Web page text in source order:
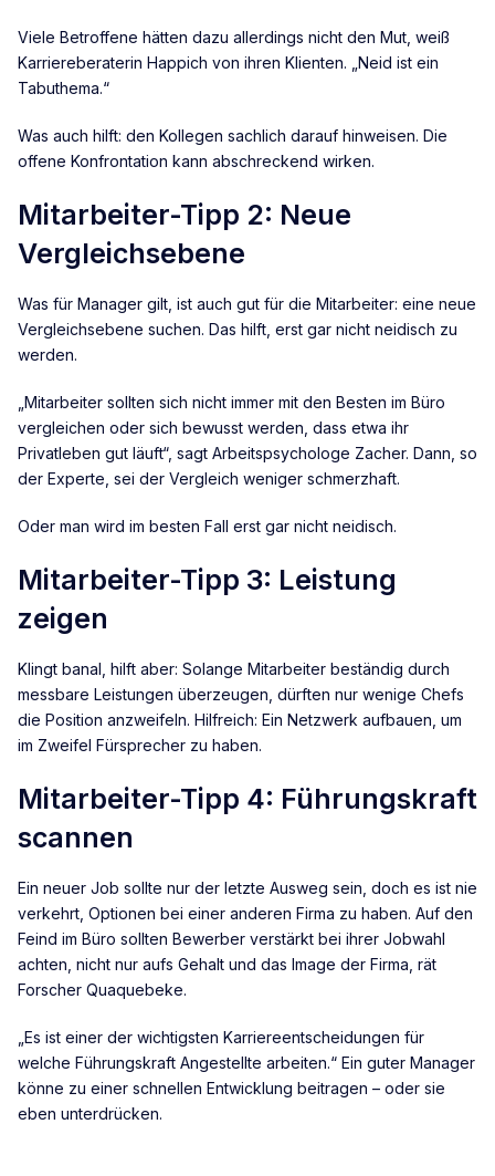
Viele Betroffene hätten dazu allerdings nicht den Mut, weiß
Karriereberaterin Happich von ihren Klienten. „Neid ist ein
Tabuthema.“
Was auch hilft: den Kollegen sachlich darauf hinweisen. Die
offene Konfrontation kann abschreckend wirken.
Mitarbeiter-Tipp 2: Neue
Vergleichsebene
Was für Manager gilt, ist auch gut für die Mitarbeiter: eine neue
Vergleichsebene suchen. Das hilft, erst gar nicht neidisch zu
werden.
„Mitarbeiter sollten sich nicht immer mit den Besten im Büro
vergleichen oder sich bewusst werden, dass etwa ihr
Privatleben gut läuft“, sagt Arbeitspsychologe Zacher. Dann, so
der Experte, sei der Vergleich weniger schmerzhaft.
Oder man wird im besten Fall erst gar nicht neidisch.
Mitarbeiter-Tipp 3: Leistung
zeigen
Klingt banal, hilft aber: Solange Mitarbeiter beständig durch
messbare Leistungen überzeugen, dürften nur wenige Chefs
die Position anzweifeln. Hilfreich: Ein Netzwerk aufbauen, um
im Zweifel Fürsprecher zu haben.
Mitarbeiter-Tipp 4: Führungskraft
scannen
Ein neuer Job sollte nur der letzte Ausweg sein, doch es ist nie
verkehrt, Optionen bei einer anderen Firma zu haben. Auf den
Feind im Büro sollten Bewerber verstärkt bei ihrer Jobwahl
achten, nicht nur aufs Gehalt und das Image der Firma, rät
Forscher Quaquebeke.
„Es ist einer der wichtigsten Karriereentscheidungen für
welche Führungskraft Angestellte arbeiten.“ Ein guter Manager
könne zu einer schnellen Entwicklung beitragen – oder sie
eben unterdrücken.